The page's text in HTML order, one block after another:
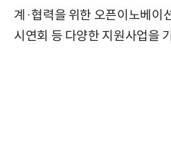
계·협력을 위한 오픈이노베이
시연회 등 다양한 지원사업을